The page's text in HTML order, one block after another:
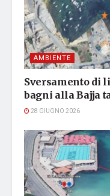
AMBIENTE
Sversamento di
bagni alla Bajja
28 GIUGNO 2026